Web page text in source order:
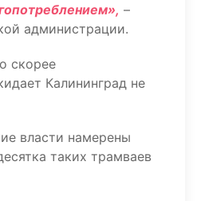
–
администрации.
скорее
Калининград не
власти намерены
таких трамваев